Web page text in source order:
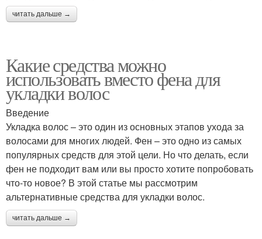
читать дальше →
Какие средства можно
использовать вместо фена для
укладки волос
Введение
Укладка волос – это один из основных этапов ухода за
волосами для многих людей. Фен – это одно из самых
популярных средств для этой цели. Но что делать, если
фен не подходит вам или вы просто хотите попробовать
что-то новое? В этой статье мы рассмотрим
альтернативные средства для укладки волос.
читать дальше →